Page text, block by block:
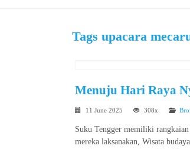
Tags upacara
Menuju Hari Raya
11 June 2025 308x
Suku Tengger memiliki
mereka laksanakan, Wisata